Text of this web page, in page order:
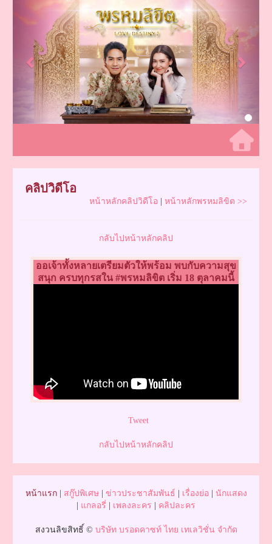
Previous
คลิปวิดีโอ
หน้าหลักคลิปวิดีโอ หน้าหลักพรหมลิขิต >>
กลับไปหน้าหลักคลิป
ออเจ้าทั้งหลายเตรียมตัวให้พร้อม พบกับความสุข
สนุก ครบทุกรสใน #พรหมลิขิต เริ่ม 18 ตุลาคมนี้
Tweet
กลับไปหน้าหลักคลิป
หน้าแรก| สกู๊ปพิเศษ| ข่าวประชาสัมพันธ์ เรื่องย่อ| นักแสดง
แกลอรี่ เพลงละคร คลิปละคร
สงวนลิขสิทธิ์ © บริษัท บรอดคาซท์ ไทย เทเลวิชั่น จำกัด